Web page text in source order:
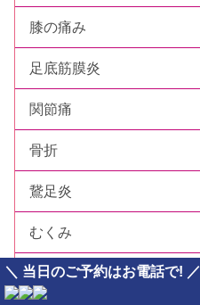
膝の痛み
足底筋膜炎
関節痛
骨折
鵞足炎
むくみ
アキレス腱炎
＼ 当日のご予約はお電話で! ／